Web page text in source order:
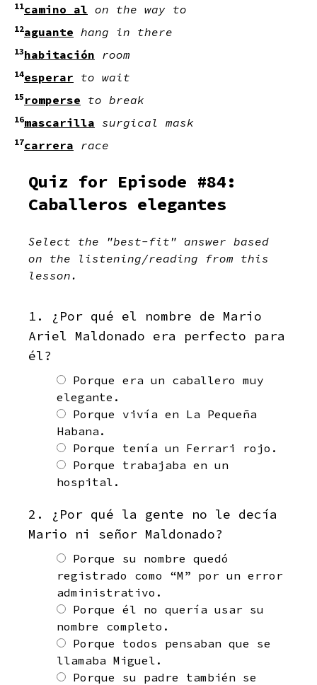
11camino al on the way to
12aguante hang in there
13habitación room
14esperar to wait
15 romperse to break
16mascarilla surgical mask
17carrera race
Quiz for Episode #84:
Caballeros elegantes
Select the "best-fit" answer based
on the listening/reading from this
lesson.
1. ¿Por qué el nombre de Mario
Ariel Maldonado era perfecto para
él?
Porque era un caballero muy
elegante.
Porque vivía en La Pequeña
Habana.
Porque tenía un Ferrari rojo.
Porque trabajaba en un
hospital.
2. ¿Por qué la gente no le decía
Mario ni señor Maldonado?
Porque su nombre quedó
registrado como “M” por un error
administrativo.
Porque él no quería usar su
nombre completo.
Porque todos pensaban que se
llamaba Miguel.
Porque su padre también se